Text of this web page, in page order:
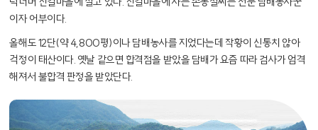
이자 어부이다.
올해도 12단(약 4,800평)이나 담배농사를 지었다는데 작황이 신통치 않아
걱정이 태산이다. 옛날 같으면 합격점을 받았을 담배가 요즘 따라 검사가 엄격
해져서 불합격 판정을 받았단다.